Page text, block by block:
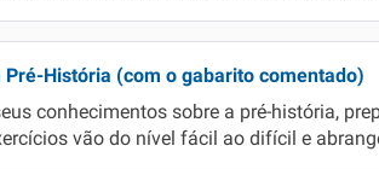
Pré-História (com o gabarito comentado)
conhecimentos sobre a pré-história,
vão do nível fácil ao difícil e